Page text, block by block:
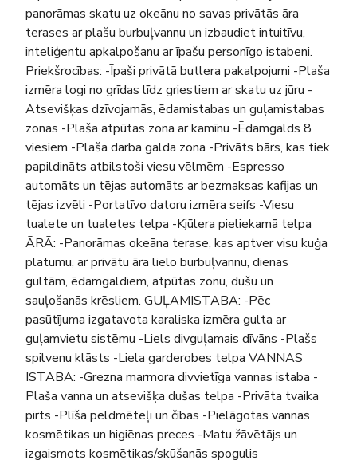
panorāmas skatu uz okeānu no savas privātās āra
terases ar plašu burbuļvannu un izbaudiet intuitīvu,
inteliģentu apkalpošanu ar īpašu personīgo istabeni.
Priekšrocības: -Īpaši privātā butlera pakalpojumi -Plaša
izmēra logi no grīdas līdz griestiem ar skatu uz jūru -
Atsevišķas dzīvojamās, ēdamistabas un guļamistabas
zonas -Plaša atpūtas zona ar kamīnu -Ēdamgalds 8
viesiem -Plaša darba galda zona -Privāts bārs, kas tiek
papildināts atbilstoši viesu vēlmēm -Espresso
automāts un tējas automāts ar bezmaksas kafijas un
tējas izvēli -Portatīvo datoru izmēra seifs -Viesu
tualete un tualetes telpa -Kjūlera pieliekamā telpa
ĀRĀ: -Panorāmas okeāna terase, kas aptver visu kuģa
platumu, ar privātu āra lielo burbuļvannu, dienas
gultām, ēdamgaldiem, atpūtas zonu, dušu un
sauļošanās krēsliem. GUĻAMISTABA: -Pēc
pasūtījuma izgatavota karaliska izmēra gulta ar
guļamvietu sistēmu -Liels divguļamais dīvāns -Plašs
spilvenu klāsts -Liela garderobes telpa VANNAS
ISTABA: -Grezna marmora divvietīga vannas istaba -
Plaša vanna un atsevišķa dušas telpa -Privāta tvaika
pirts -Plīša peldmēteļi un čības -Pielāgotas vannas
kosmētikas un higiēnas preces -Matu žāvētājs un
izgaismots kosmētikas/skūšanās spogulis